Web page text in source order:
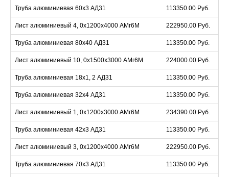
Труба алюминиевая 60х3 АД31 113350.00 Руб.
Лист алюминиевый 4, 0х1200х4000 АМг6М 222950.00 Руб.
Труба алюминиевая 80х40 АД31 113350.00 Руб.
Лист алюминиевый 10, 0х1500х3000 АМг6М 224000.00 Руб.
Труба алюминиевая 18х1, 2 АД31 113350.00 Руб.
Труба алюминиевая 32х4 АД31 113350.00 Руб.
Лист алюминиевый 1, 0х1200х3000 АМг6М 234390.00 Руб.
Труба алюминиевая 42х3 АД31 113350.00 Руб.
Лист алюминиевый 3, 0х1200х4000 АМг6М 222950.00 Руб.
Труба алюминиевая 70х3 АД31 113350.00 Руб.